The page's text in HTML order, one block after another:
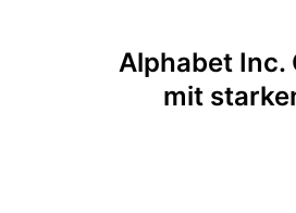
Alphabet Inc.
mit